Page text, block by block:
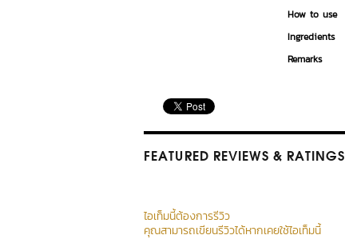
How to use
Ingredients
Remarks
FEATURED REVIEWS & RATINGS
ไอเท็มนี้ต้องการรีวิว
คุณสามารถเขียนรีวิวได้หากเคยใช้ไอเท็มนี้